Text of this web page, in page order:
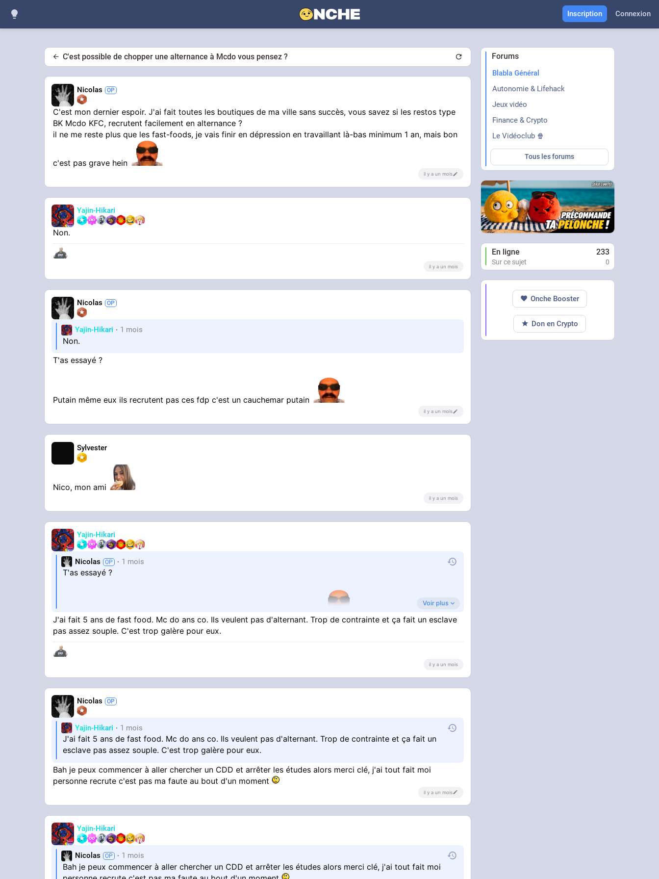
Inscription Connexion
C'est possible de chopper une alternance à Mcdo vous pensez ?
Nicolas
C'est mon dernier espoir. J'ai fait toutes les boutiques de ma ville sans succès, vous savez si les restos type
BK Mcdo KFC, recrutent facilement en alternance ?
il ne me reste plus que les fast-foods, je vais finir en dépression en travaillant là-bas minimum 1 an, mais bon
c'est pas grave hein
il y a un mois
Yajin-Hikari
Non.
il y a un mois
Nicolas
Yajin-Hikari 1 mois
Non.
T'as essayé ?
Putain même eux ils recrutent pas ces fdp c'est un cauchemar putain
il y a un mois
Sylvester
Nico, mon ami
il y a un mois
Yajin-Hikari
Nicolas 1 mois
T'as essayé ?
Voir plus
J'ai fait 5 ans de fast food. Mc do ans co. Ils veulent pas d'alternant. Trop de contrainte et ça fait un esclave
pas assez souple. C'est trop galère pour eux.
il y a un mois
Nicolas
Yajin-Hikari 1 mois
J'ai fait 5 ans de fast food. Mc do ans co. Ils veulent pas d'alternant. Trop de contrainte et ça fait un
esclave pas assez souple. C'est trop galère pour eux.
Bah je peux commencer à aller chercher un CDD et arrêter les études alors merci clé, j'ai tout fait moi
personne recrute c'est pas ma faute au bout d'un moment
il y a un mois
Yajin-Hikari
Nicolas 1 mois
Bah je peux commencer à aller chercher un CDD et arrêter les études alors merci clé, j'ai tout fait moi
Forums
Blabla Général
Autonomie & Lifehack
Jeux vidéo
Finance & Crypto
Le Vidéoclub 🍿
Tous les forums
En ligne 233
Sur ce sujet 0
Onche Booster
Don en Crypto